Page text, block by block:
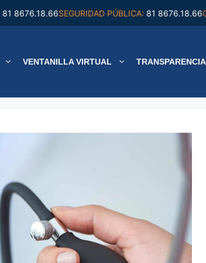
81 8676.18.66SEGURIDAD PÚBLICA: 81 8676.18.66
VENTANILLA VIRTUAL TRANSPARENCIA